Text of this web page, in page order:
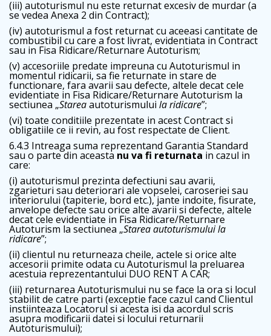
(iii) autoturismul nu este returnat excesiv de murdar (a
se vedea Anexa 2 din Contract);
(iv) autoturismul a fost returnat cu aceeasi cantitate de
combustibil cu care a fost livrat, evidentiata in Contract
sau in Fisa Ridicare/Returnare Autoturism;
(v) accesoriile predate impreuna cu Autoturismul in
momentul ridicarii, sa fie returnate in stare de
functionare, fara avarii sau defecte, altele decat cele
evidentiate in Fisa Ridicare/Returnare Autoturism la
sectiunea „Stareaautoturismului la ridicare”;
(vi) toate conditiile prezentate in acest Contract si
obligatiile ce ii revin, au fost respectate de Client.
6.4.3 Intreaga suma reprezentand Garantia Standard
sau o parte din aceasta nu va fi returnata in cazul in
care:
(i) autoturismul prezinta defectiuni sau avarii,
zgarieturi sau deteriorari ale vopselei, caroseriei sau
interiorului (tapiterie, bord etc.), jante indoite, fisurate,
anvelope defecte sau orice alte avarii si defecte, altele
decat cele evidentiate in Fisa Ridicare/Returnare
Autoturism la sectiunea „Starea autoturismului la
ridicare”;
(ii) clientul nu returneaza cheile, actele si orice alte
accesorii primite odata cu Autoturismul la preluarea
acestuia reprezentantului DUO RENT A CAR;
(iii) returnarea Autoturismului nu se face la ora si locul
stabilit de catre parti (exceptie face cazul cand Clientul
instiinteaza Locatorul si acesta isi da acordul scris
asupra modificarii datei si locului returnarii
Autoturismului);